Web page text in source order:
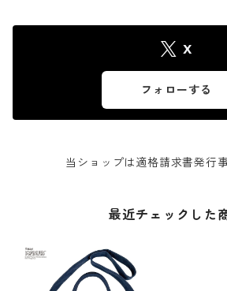
X
フォローする
当ショップは適格請求書発行
最近チェックした